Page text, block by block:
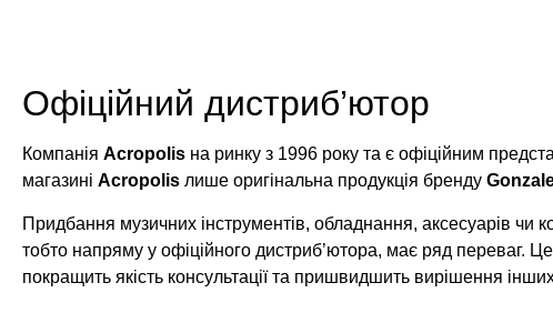
Офіційний дистриб’ютор
Компанія Acropolis на ринку з 1996 року та є офіційним
магазині Acropolis лише оригінальна продукція бренду
Придбання музичних інструментів, обладнання, аксесуарів чи
тобто напряму у офіційного дистриб’ютора, має ряд переваг.
покращить якість консультації та пришвидшить вирішення